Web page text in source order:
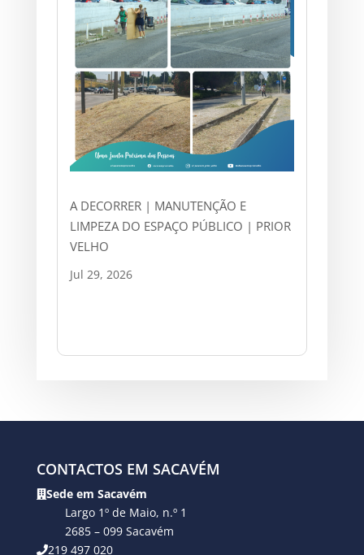
A DECORRER | MANUTENÇÃO E
LIMPEZA DO ESPAÇO PÚBLICO | PRIOR
VELHO
Jul 29, 2026
CONTACTOS EM SACAVÉM
Sede em Sacavém
Largo 1º de Maio, n.º 1
2685 – 099 Sacavém
219 497 020